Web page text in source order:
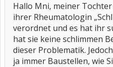
Hallo Mni, meiner
ihrer Rheumatologin
verordnet und es hat ihr
hat sie keine schlimmen
dieser Problematik.
ja immer Baustellen, wie